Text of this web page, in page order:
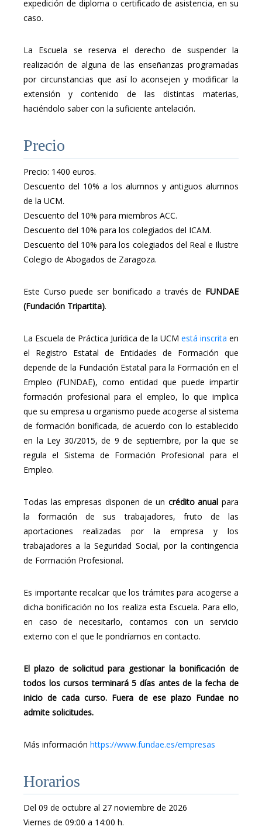
expedición de diploma o certificado de asistencia, en su
caso.
La Escuela se reserva el derecho de suspender la
realización de alguna de las enseñanzas programadas
por circunstancias que así lo aconsejen y modificar la
extensión y contenido de las distintas materias,
haciéndolo saber con la suficiente antelación.
Precio
Precio: 1400 euros.
Descuento del 10% a los alumnos y antiguos alumnos
de la UCM.
Descuento del 10% para miembros ACC.
Descuento del 10% para los colegiados del ICAM.
Descuento del 10% para los colegiados del Real e Ilustre
Colegio de Abogados de Zaragoza.
Este Curso puede ser bonificado a través de FUNDAE
(Fundación Tripartita).
La Escuela de Práctica Jurídica de la UCM está inscrita en
el Registro Estatal de Entidades de Formación que
depende de la Fundación Estatal para la Formación en el
Empleo (FUNDAE), como entidad que puede impartir
formación profesional para el empleo, lo que implica
que su empresa u organismo puede acogerse al sistema
de formación bonificada, de acuerdo con lo establecido
en la Ley 30/2015, de 9 de septiembre, por la que se
regula el Sistema de Formación Profesional para el
Empleo.
Todas las empresas disponen de un crédito anual para
la formación de sus trabajadores, fruto de las
aportaciones realizadas por la empresa y los
trabajadores a la Seguridad Social, por la contingencia
de Formación Profesional.
Es importante recalcar que los trámites para acogerse a
dicha bonificación no los realiza esta Escuela. Para ello,
en caso de necesitarlo, contamos con un servicio
externo con el que le pondríamos en contacto.
El plazo de solicitud para gestionar la bonificación de
todos los cursos terminará 5 días antes de la fecha de
inicio de cada curso. Fuera de ese plazo Fundae no
admite solicitudes.
Más información https://www.fundae.es/empresas
Horarios
Del 09 de octubre al 27 noviembre de 2026
Viernes de 09:00 a 14:00 h.